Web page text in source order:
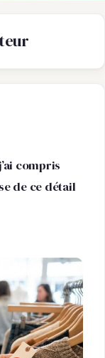
compris
de ce détail